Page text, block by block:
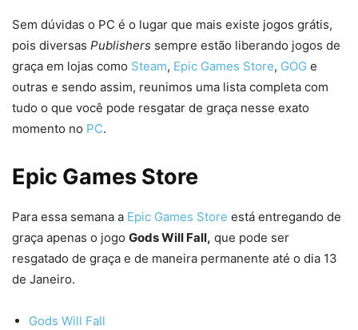
Sem dúvidas o PC é o lugar que mais existe jogos grátis,
pois diversas Publishers sempre estão liberando jogos de
graça em lojas como Steam, Epic Games Store, GOG e
outras e sendo assim, reunimos uma lista completa com
tudo o que você pode resgatar de graça nesse exato
momento no PC.
Epic Games Store
Para essa semana a Epic Games Store está entregando de
graça apenas o jogo Gods Will Fall, que pode ser
resgatado de graça e de maneira permanente até o dia 13
de Janeiro.
Gods Will Fall